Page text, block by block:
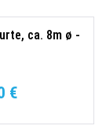
ca. 8m ø -
€